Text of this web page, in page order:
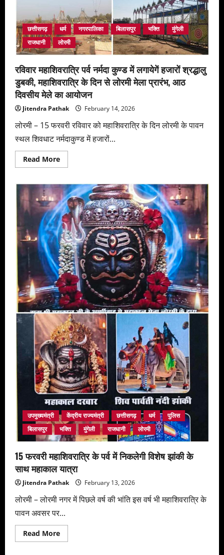
छत्तीसगढ़ धर्म नगरपालिका बिलासपुर भक्ति
मुंगेली
राजधानी
लोरमी
रविवार महाशिवरात्रि पर्व नर्मदा कुण्ड में लगायेगें हजारों श्रद्धालु
डुबकी, महाशिवरात्रि के दिन से लोरमी मेला प्रारंभ, आठ
दिवसीय मेले का आयोजन
Jitendra Pathak February 14, 2026
लोरमी – 15 फरवरी रविवार को महाशिवरात्रि के दिन लोरमी के पावन
स्थल शिवधाट नर्मदाकुण्ड में हजारों...
Read MoreRead
more
महाशिवरात्रि
पर्व
नर्मदा
कुण्ड
में
लगायेगें
हजारों
श्रद्धालु
डुबकी,
महाशिवरात्रि
के
दिन
से
लोरमी
मेला
प्रारंभ,
आठ
दिवसीय
मेले
का
आयोजन
उपमुख्यमंत्री केंद्रीय राज्यमंत्री छत्तीसगढ़ धर्म
पुलिस
बिलासपुर
भक्ति मुंगेली राजधानी लोरमी
15 फरवरी महाशिवरात्रि के पर्व में निकलेगी विशेष झांकी के
साथ महाकाल यात्रा
Jitendra Pathak February 13, 2026
लोरमी – लोरमी नगर में पिछले वर्ष की भांति इस वर्ष भी महाशिवरात्रि के
पावन अवसर पर...
Read MoreRead
more